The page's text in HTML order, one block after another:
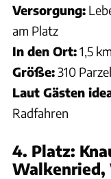
Versorgung:
am Platz
In den Ort:1,5 km
Größe:310
Laut Gästen
Radfahren
4. Platz:
Walkenried,